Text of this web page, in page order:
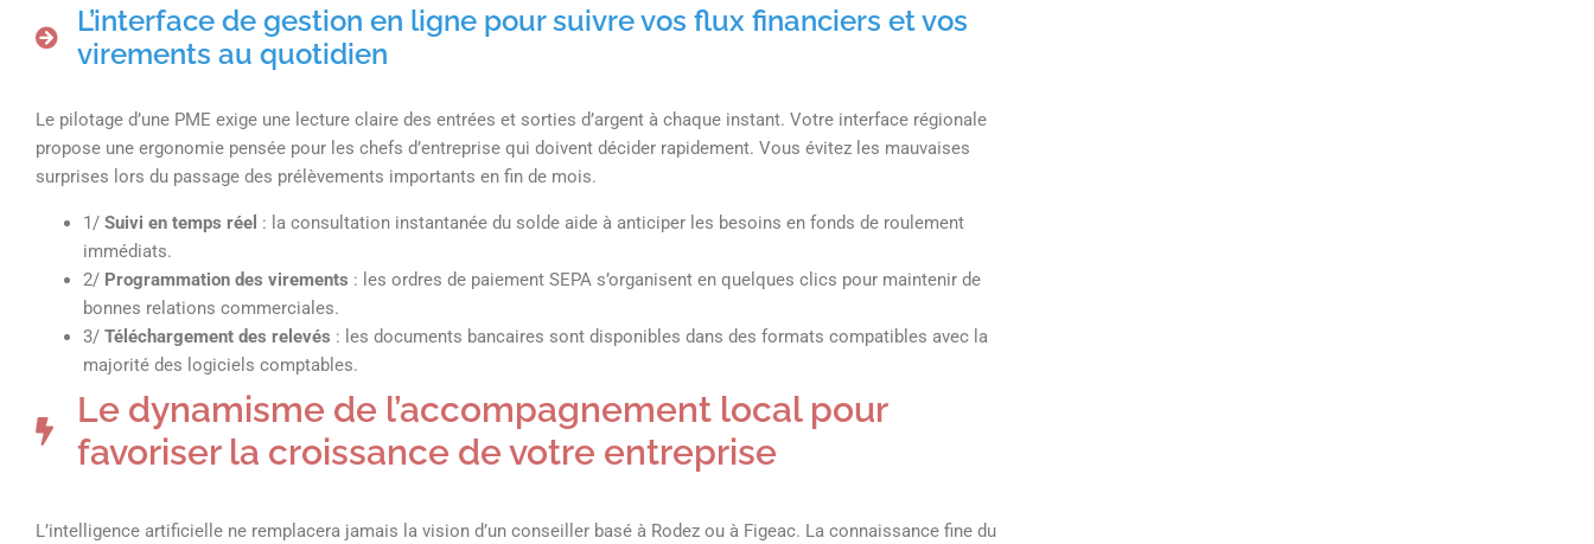
L’interface de gestion en ligne pour suivre vos flux financiers et vos
virements au quotidien
Le pilotage d’une PME exige une lecture claire des entrées et sorties d’argent à chaque instant. Votre interface régionale
propose une ergonomie pensée pour les chefs d’entreprise qui doivent décider rapidement. Vous évitez les mauvaises
surprises lors du passage des prélèvements importants en fin de mois.
1/ Suivi en temps réel : la consultation instantanée du solde aide à anticiper les besoins en fonds de roulement
immédiats.
2/ Programmation des virements : les ordres de paiement SEPA s’organisent en quelques clics pour maintenir de
bonnes relations commerciales.
3/ Téléchargement des relevés : les documents bancaires sont disponibles dans des formats compatibles avec la
majorité des logiciels comptables.
Le dynamisme de l’accompagnement local pour
favoriser la croissance de votre entreprise
L’intelligence artificielle ne remplacera jamais la vision d’un conseiller basé à Rodez ou à Figeac. La connaissance fine du